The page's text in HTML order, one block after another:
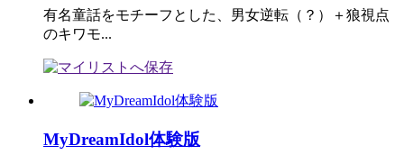
有名童話をモチーフとした、男女逆転（？）＋狼視点
のキワモ...
MyDreamIdol体験版